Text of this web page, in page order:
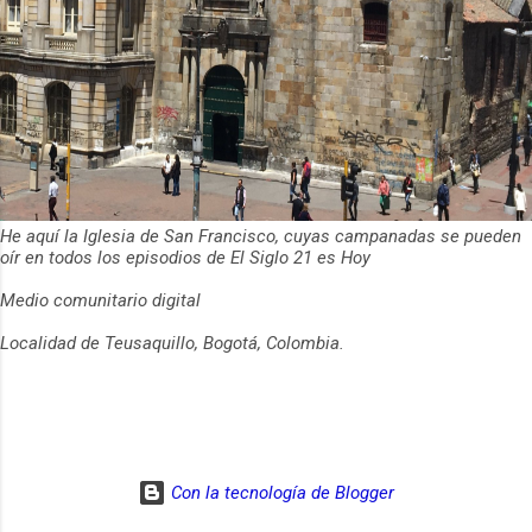
He aquí la Iglesia de San Francisco, cuyas campanadas se pueden
oír en todos los episodios de El Siglo 21 es Hoy
Medio comunitario digital
Localidad de Teusaquillo, Bogotá, Colombia.
Con la tecnología de Blogger